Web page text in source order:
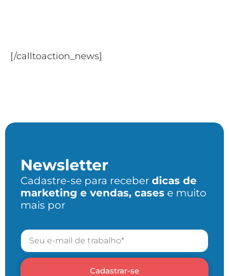
[/calltoaction_news]
Newsletter
Cadastre-se para receber dicas de
marketing e vendas, cases e muito
mais por
Cadastrar-se